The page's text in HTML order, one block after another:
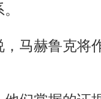
马赫鲁克将